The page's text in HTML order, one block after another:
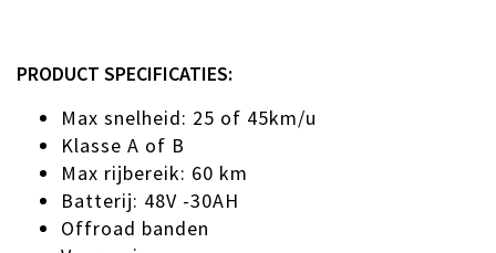
PRODUCT SPECIFICATIES:
Max snelheid: 25 of 45km/u
Klasse A of B
Max rijbereik: 60 km
Batterij: 48V -30AH
Offroad banden